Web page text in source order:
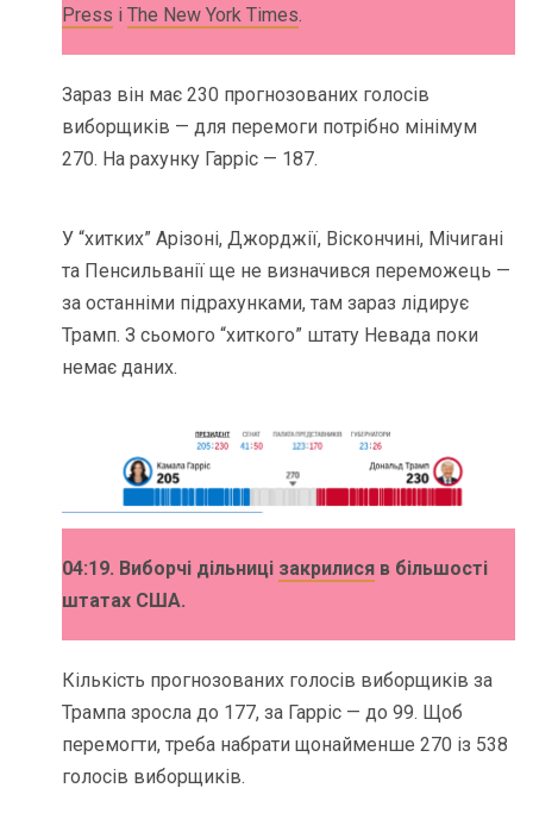
Press іThe New York Times.
Зараз він має 230 прогнозованих голосів
виборщиків — для перемоги потрібно мінімум
270. На рахунку Гарріс — 187.
У “хитких” Арізоні, Джорджії, Віскончині, Мічигані
та Пенсильванії ще не визначився переможець —
за останніми підрахунками, там зараз лідирує
Трамп. З сьомого “хиткого” штату Невада поки
немає даних.
04:19. Виборчі дільниці закрилися в більшості
штатах США.
Кількість прогнозованих голосів виборщиків за
Трампа зросла до 177, за Гарріс — до 99. Щоб
перемогти, треба набрати щонайменше 270 із 538
голосів виборщиків.